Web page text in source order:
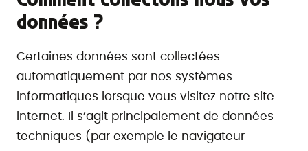
données ?
Certaines données sont collectées
automatiquement par nos systèmes
informatiques lorsque vous visitez notre site
internet. Il s’agit principalement de données
techniques (par exemple le navigateur